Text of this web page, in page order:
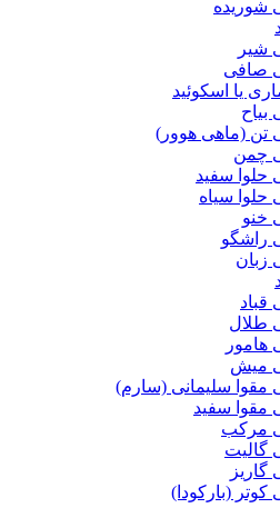
شوریده
شیر
صافی
یا اسکوئید
بیاح
تن (ماهی هوور)
چمن
حلوا سفید
حلوا سیاه
خنو
راشگو
زبان
قباد
طلال
هامور
میش
مقوا سلیمانی (سارم)
مقوا سفید
مرکب
گالیت
گاریز
کوتر (بارکودا)